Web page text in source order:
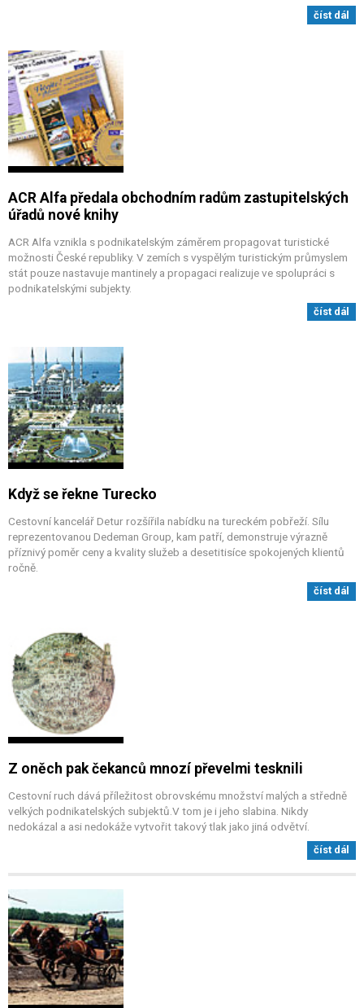
číst dál
ACR Alfa předala obchodním radům zastupitelských
úřadů nové knihy
ACR Alfa vznikla s podnikatelským záměrem propagovat turistické
možnosti České republiky. V zemích s vyspělým turistickým průmyslem
stát pouze nastavuje mantinely a propagaci realizuje ve spolupráci s
podnikatelskými subjekty.
číst dál
Když se řekne Turecko
Cestovní kancelář Detur rozšířila nabídku na tureckém pobřeží. Sílu
reprezentovanou Dedeman Group, kam patří, demonstruje výrazně
příznivý poměr ceny a kvality služeb a desetitisíce spokojených klientů
ročně.
číst dál
Z oněch pak čekanců mnozí převelmi tesknili
Cestovní ruch dává příležitost obrovskému množství malých a středně
velkých podnikatelských subjektů.V tom je i jeho slabina. Nikdy
nedokázal a asi nedokáže vytvořit takový tlak jako jiná odvětví.
číst dál